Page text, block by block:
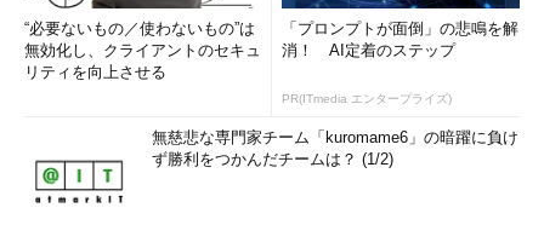
“必要ないもの／使わないもの”は
無効化し、クライアントのセキュ
リティを向上させる
「プロンプトが面倒」の悲鳴を解
消！ AI定着のステップ
PR(ITmedia エンタープライズ)
無慈悲な専門家チーム「kuromame6」の暗躍に負け
ず勝利をつかんだチームは？ (1/2)